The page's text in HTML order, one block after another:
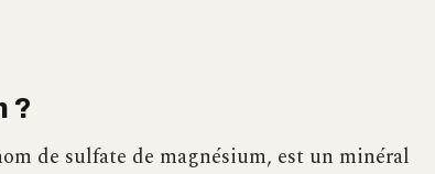
?
de sulfate de magnésium, est un minéral